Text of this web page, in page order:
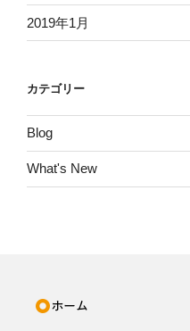
2019年1月
カテゴリー
Blog
What's New